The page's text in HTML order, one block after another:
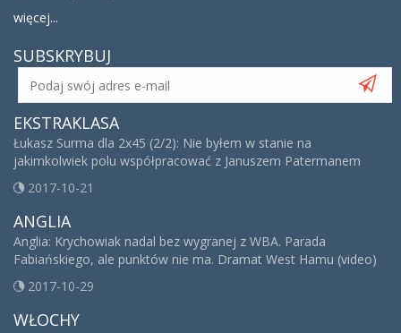
więcej...
SUBSKRYBUJ
EKSTRAKLASA
Łukasz Surma dla 2x45 (2/2): Nie byłem w stanie na
jakimkolwiek polu współpracować z Januszem Patermanem
2017-10-21
ANGLIA
Anglia: Krychowiak nadal bez wygranej z WBA. Parada
Fabiańskiego, ale punktów nie ma. Dramat West Hamu (video)
2017-10-29
WŁOCHY